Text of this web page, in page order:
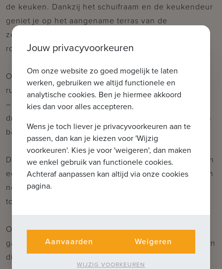
de keuken. Dankzij het schuifraam en de keukendeur
geniet je op het aangename terras van de
zonnestralen én een prachtig uitzicht op de
romantische tuin.
Op het tussenverdiep bevindt zich een veelzijdige
ruimte – perfect als bureau, leeshoek of hobbykamer
– met daarnaast een extra kamer die ideaal is als
dressing of logeerkamer, met directe toegang tot een
badkamer.
De tweede verdieping telt twee ruime slaapkamers en
een gedeelde badkamer. Op de derde verdieping zijn
nog eens twee kamers terug te vinden, met toegang
tot de zolder via een uitschuifbare trap.
Op het gelijkvloers vind je een ruime inpandige
garage, een praktische wasplaats, extra bergruimte én
directe toegang tot de zonnige tuin en het terras –
Jouw privacyvoorkeuren
Om onze website zo goed mogelijk te laten
werken, gebruiken we altijd functionele en
analytische cookies. Ben je hiermee akkoord
kies dan voor alles accepteren.
Wens je toch liever je privacyvoorkeuren aan te
passen, dan kan je kiezen voor 'Wijzig
voorkeuren'. Kies je voor 'weigeren', dan maken
we enkel gebruik van functionele cookies.
Achteraf aanpassen kan altijd via onze cookies
pagina.
Aanvaarden Weigeren
WIJZIG VOORKEUREN